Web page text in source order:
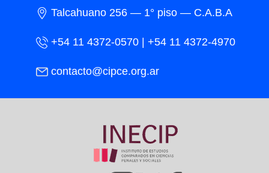
Talcahuano 256 — 1° piso — C.A.B.A
+54 11 4372-0570 | +54 11 4372-4970
contacto@cipce.org.ar